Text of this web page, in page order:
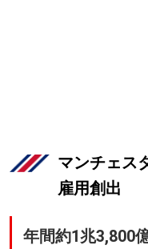
マンチェス
雇用創出
年間約1兆3,800